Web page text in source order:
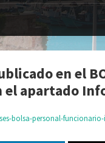
en el
el apartado
bolsa-personal-